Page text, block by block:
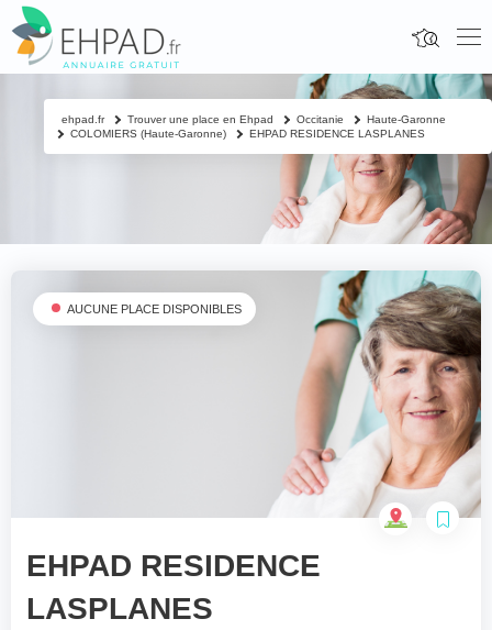
Fermer
Contacter un proche
Nom & prénom du résident à contacter *
Votre téléphone*
AUCUNE PLACE DISPONIBLES
EHPAD RESIDENCE
LASPLANES
ehpad.fr Trouver une place en Ehpad Occitanie
Haute-Garonne
COLOMIERS (Haute-Garonne)
EHPAD RESIDENCE LASPLANES